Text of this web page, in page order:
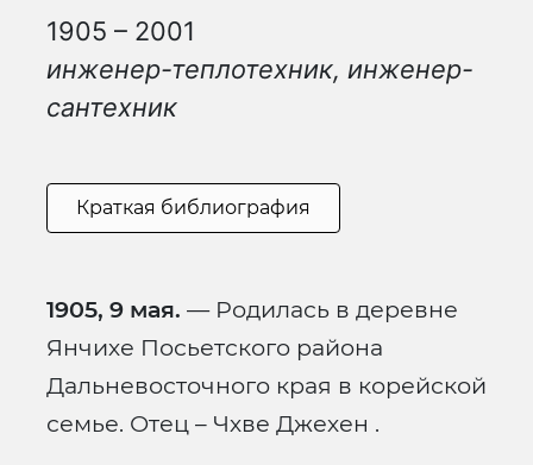
1905 – 2001
инженер-теплотехник, инженер-
сантехник
Краткая библиография
1905, 9 мая. — Родилась в деревне
Янчихе Посьетского района
Дальневосточного края в корейской
семье. Отец – Чхве Джехен .